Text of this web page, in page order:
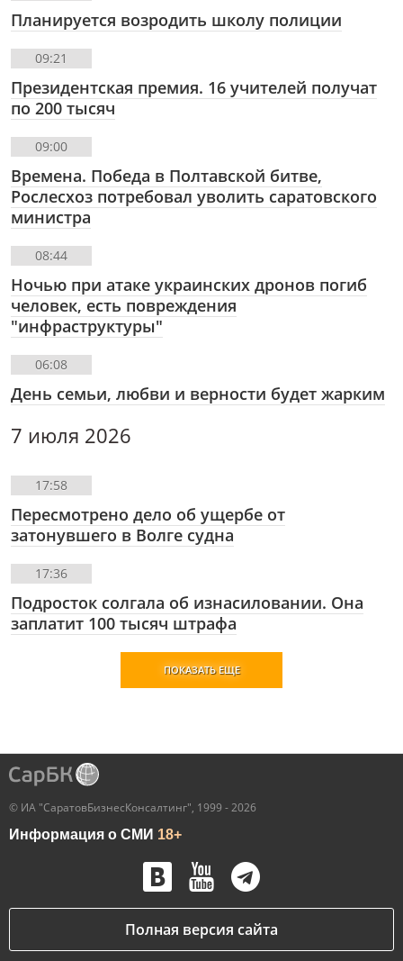
Планируется возродить школу полиции
09:21
Президентская премия. 16 учителей получат
по 200 тысяч
09:00
Времена. Победа в Полтавской битве,
Рослесхоз потребовал уволить саратовского
министра
08:44
Ночью при атаке украинских дронов погиб
человек, есть повреждения
"инфраструктуры"
06:08
День семьи, любви и верности будет жарким
7 июля 2026
17:58
Пересмотрено дело об ущербе от
затонувшего в Волге судна
17:36
Подросток солгала об изнасиловании. Она
заплатит 100 тысяч штрафа
ПОКАЗАТЬ ЕЩЕ
© ИА "СаратовБизнесКонсалтинг", 1999 - 2026
Информация о СМИ 18+
Полная версия сайта